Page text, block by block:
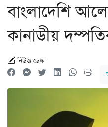
বাংলাদেশি
কানাডীয়
নিউজ ডেস্ক